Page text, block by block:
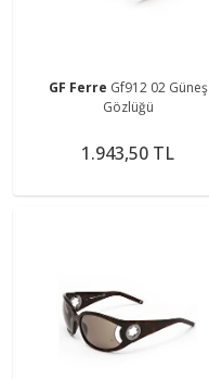
GF Ferre Gf912 02 Güneş
Gözlüğü
1.943,50 TL